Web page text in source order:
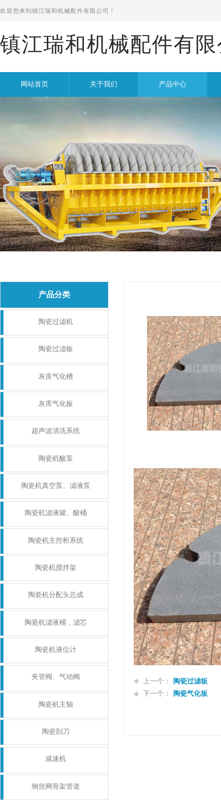
欢迎您来到 镇江瑞和机械配件有限公司！
镇江瑞和机械配件有
网站首页 关于我们 产品中心
上一个：
陶瓷过滤板
下一个：
陶瓷气化板
产品分类
陶瓷过滤机
陶瓷过滤板
灰库气化槽
灰库气化板
超声波清洗系统
陶瓷机酸泵
陶瓷机真空泵、滤液泵
陶瓷机滤液罐、酸桶
陶瓷机主控柜系统
陶瓷机搅拌架
陶瓷机分配头总成
陶瓷机滤液桶，滤芯
陶瓷机液位计
夹管阀、气动阀
陶瓷机主轴
陶瓷刮刀
减速机
钢丝网骨架管道